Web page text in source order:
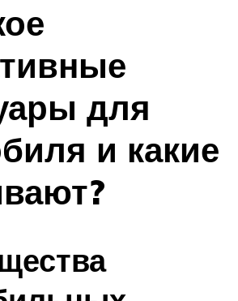
для
и какие